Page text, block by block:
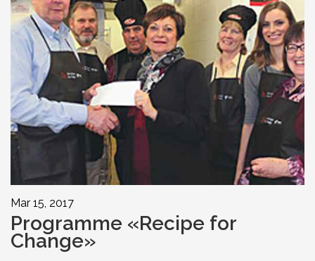
Mar 15, 2017
Programme «Recipe for
Change»